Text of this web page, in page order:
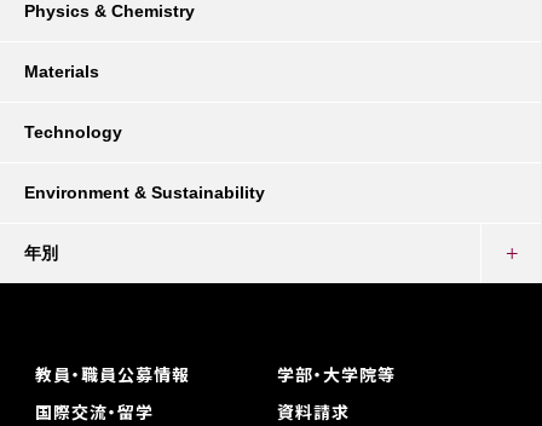
Physics & Chemistry
Materials
Technology
Environment & Sustainability
年別
教員・職員公募情報
学部・大学院等
国際交流・留学
資料請求